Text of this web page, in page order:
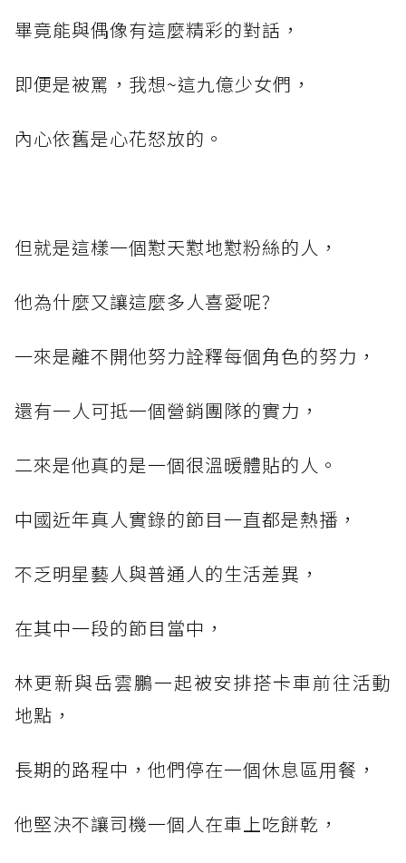
畢竟能與偶像有這麼精彩的對話，
即便是被罵，我想~這九億少女們，
內心依舊是心花怒放的。
但就是這樣一個懟天懟地懟粉絲的人，
他為什麼又讓這麼多人喜愛呢?
一來是離不開他努力詮釋每個角色的努力，
還有一人可抵一個營銷團隊的實力，
二來是他真的是一個很溫暖體貼的人。
中國近年真人實錄的節目一直都是熱播，
不乏明星藝人與普通人的生活差異，
在其中一段的節目當中，
林更新與岳雲鵬一起被安排搭卡車前往活動
地點，
長期的路程中，他們停在一個休息區用餐，
他堅決不讓司機一個人在車上吃餅乾，